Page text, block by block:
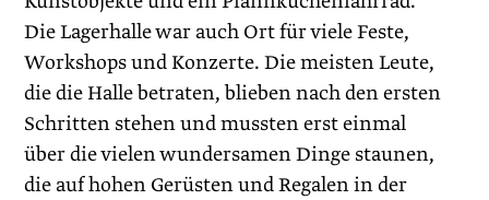
Die Lagerhalle war auch Ort für viele Feste,
Workshops und Konzerte. Die meisten Leute,
die die Halle betraten, blieben nach den ersten
Schritten stehen und mussten erst einmal
über die vielen wundersamen Dinge staunen,
die auf hohen Gerüsten und Regalen in der